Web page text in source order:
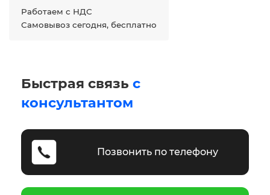
Работаем с НДС
Самовывоз сегодня, бесплатно
Быстрая связь с
консультантом
Позвонить по телефону